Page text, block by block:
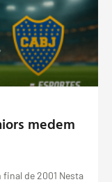
medem
de 2001 Nesta